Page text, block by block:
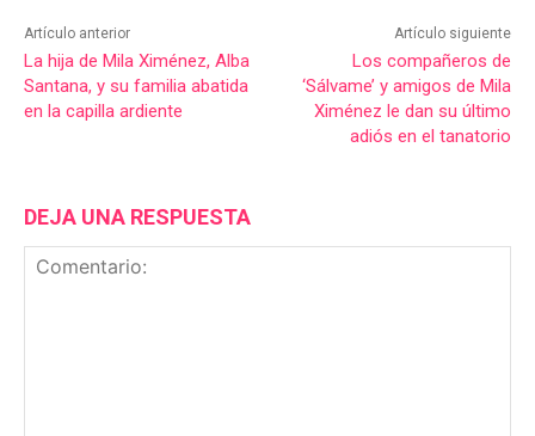
Artículo anterior
La hija de Mila Ximénez, Alba
Santana, y su familia abatida
en la capilla ardiente
Artículo siguiente
Los compañeros de
‘Sálvame’ y amigos de Mila
Ximénez le dan su último
adiós en el tanatorio
DEJA UNA RESPUESTA